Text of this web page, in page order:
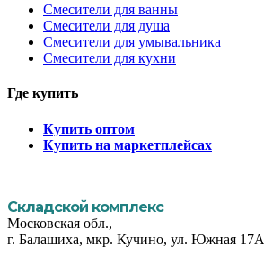
Смесители для ванны
Смесители для душа
Смесители для умывальника
Смесители для кухни
Где купить
Купить оптом
Купить на маркетплейсах
Складской комплекс
Московская обл.,
г. Балашиха, мкр. Кучино, ул. Южная 17А